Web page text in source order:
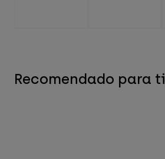
Recomendado para ti